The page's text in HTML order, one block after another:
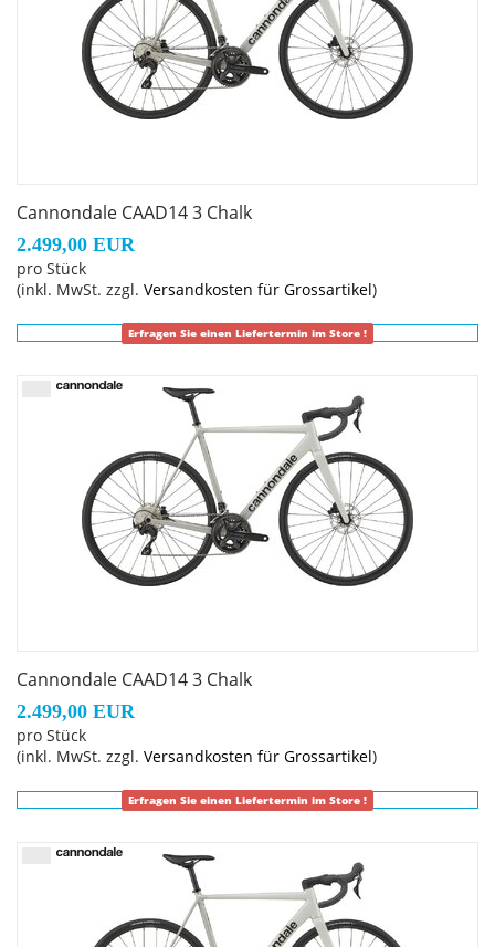
11mm offset
Lenkervorbau: Cannondale C1 Conceal, Alloy, 31.8, -6°:
80mm (44cm), 90mm (48-52cm), 100mm (54-56cm),
110mm (58-61cm)
Cannondale CAAD14 3 Chalk
2.499,00 EUR
pro Stück
(inkl. MwSt. zzgl. Versandkosten für Grossartikel)
Erfragen Sie einen Liefertermin im Store !
Cannondale CAAD14 3 Chalk
2.499,00 EUR
pro Stück
(inkl. MwSt. zzgl. Versandkosten für Grossartikel)
Erfragen Sie einen Liefertermin im Store !